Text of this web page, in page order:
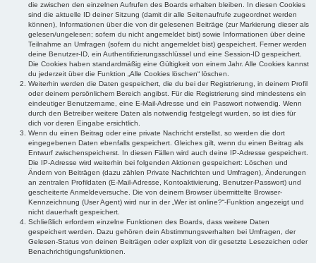
die zwischen den einzelnen Aufrufen des Boards erhalten bleiben. In diesen Cookies
sind die aktuelle ID deiner Sitzung (damit dir alle Seitenaufrufe zugeordnet werden
können), Informationen über die von dir gelesenen Beiträge (zur Markierung dieser als
gelesen/ungelesen; sofern du nicht angemeldet bist) sowie Informationen über deine
Teilnahme an Umfragen (sofern du nicht angemeldet bist) gespeichert. Ferner werden
deine Benutzer-ID, ein Authentifizierungsschlüssel und eine Session-ID gespeichert.
Die Cookies haben standardmäßig eine Gültigkeit von einem Jahr. Alle Cookies kannst
du jederzeit über die Funktion „Alle Cookies löschen“ löschen.
Weiterhin werden die Daten gespeichert, die du bei der Registrierung, in deinem Profil
oder deinem persönlichem Bereich angibst. Für die Registrierung sind mindestens ein
eindeutiger Benutzername, eine E-Mail-Adresse und ein Passwort notwendig. Wenn
durch den Betreiber weitere Daten als notwendig festgelegt wurden, so ist dies für
dich vor deren Eingabe ersichtlich.
Wenn du einen Beitrag oder eine private Nachricht erstellst, so werden die dort
eingegebenen Daten ebenfalls gespeichert. Gleiches gilt, wenn du einen Beitrag als
Entwurf zwischenspeicherst. In diesen Fällen wird auch deine IP-Adresse gespeichert.
Die IP-Adresse wird weiterhin bei folgenden Aktionen gespeichert: Löschen und
Ändern von Beiträgen (dazu zählen Private Nachrichten und Umfragen), Änderungen
an zentralen Profildaten (E-Mail-Adresse, Kontoaktivierung, Benutzer-Passwort) und
gescheiterte Anmeldeversuche. Die von deinem Browser übermittelte Browser-
Kennzeichnung (User Agent) wird nur in der „Wer ist online?“-Funktion angezeigt und
nicht dauerhaft gespeichert.
Schließlich erfordern einzelne Funktionen des Boards, dass weitere Daten
gespeichert werden. Dazu gehören dein Abstimmungsverhalten bei Umfragen, der
Gelesen-Status von deinen Beiträgen oder explizit von dir gesetzte Lesezeichen oder
Benachrichtigungsfunktionen.